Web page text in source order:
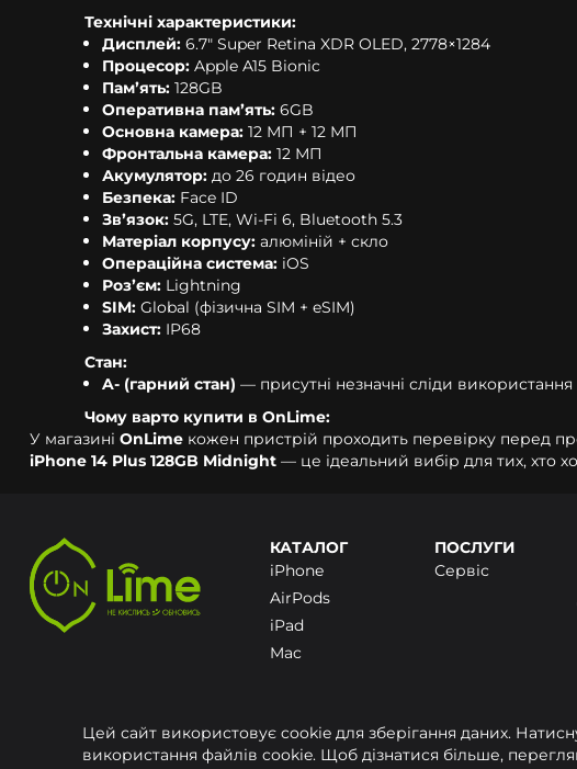
Технічні характеристики:
Дисплей: 6.7" Super Retina XDR OLED, 2778×1284
Процесор: Apple A15 Bionic
Памʼять: 128GB
Оперативна памʼять: 6GB
Основна камера: 12 МП + 12 МП
Фронтальна камера: 12 МП
Акумулятор: до 26 годин відео
Безпека: Face ID
Звʼязок: 5G, LTE, Wi-Fi 6, Bluetooth 5.3
Матеріал корпусу: алюміній + скло
Операційна система: iOS
Розʼєм: Lightning
SIM: Global (фізична SIM + eSIM)
Захист: IP68
Стан:
A- (гарний стан) — присутні незначні сліди
Чому варто купити в OnLime:
У магазині OnLime кожен пристрій проходить перевірку перед
iPhone 14 Plus 128GB Midnight — це ідеальний вибір для тих, хто
КАТАЛОГ
iPhone
AirPods
iPad
Mac
Аксесуари
Запчастини
ПОСЛУГИ
Сервіс
Цей сайт використовує cookie для зберігання даних.
використання файлів cookie. Щоб дізнатися більше,